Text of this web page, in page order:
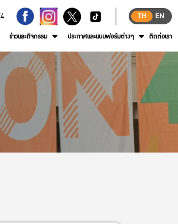
TH
EN
ข่าวและกิจกรรม ประกาศและแบบฟอร์มต่างๆ ติดต่อเรา